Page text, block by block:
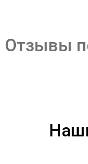
Отзывы